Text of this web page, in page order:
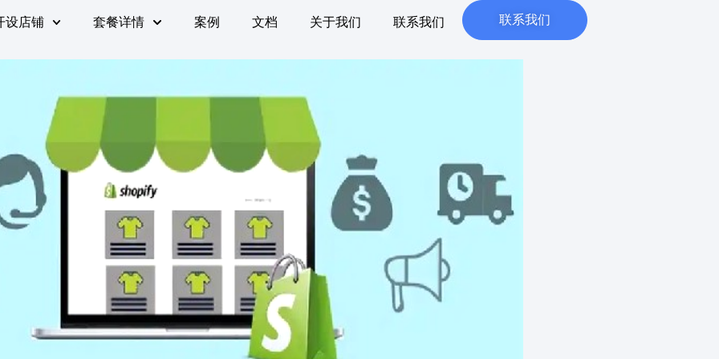
设店铺 套餐详情 案例 文档 关于我们 联系我们 联系我们